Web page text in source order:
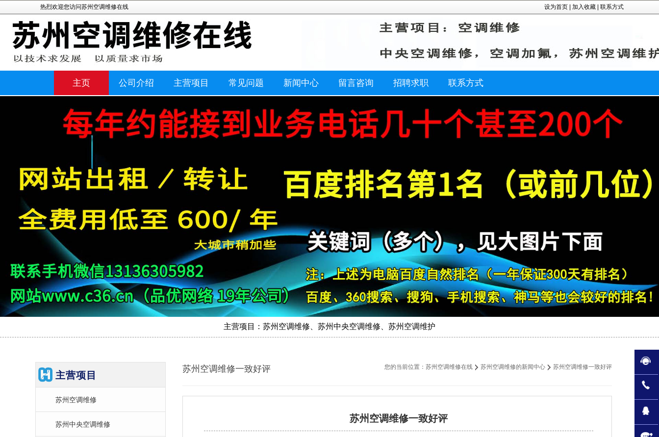
热烈欢迎您访问苏州空调维修在线 设为首页 加入收藏 联系方式
主页 公司介绍 主营项目 常见问题 新闻中心 留言咨询 招聘求职 联系方式
主营项目：苏州空调维修、苏州中央空调维修、苏州空调维护
苏州空调维修一致好评 您的当前位置： 苏州空调维修在线 苏州空调维修的新闻中心 苏州空调维修一致好评
苏州空调维修一致好评
主营项目
苏州空调维修
苏州中央空调维修